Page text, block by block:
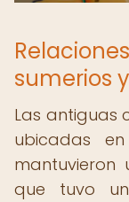
sumerios
Las antiguas
ubicadas
mantuvieron
que tuvo